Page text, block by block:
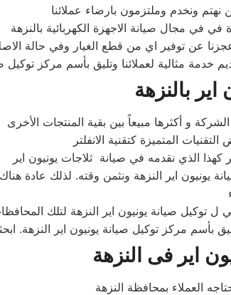
ونخدم وملتزمون بارضاء عملائنا
في مجال صيانة الاجهزة الكهربائية بالنزهة
عن توفير اي من قطع الغيار وفي حالة
مثالية لعملائنا وتليق بأسم مركز توكيل
بالنزهة
كهذا الذي نقدمه في صيانة ثلاجات يونيون اير
اير النزهة ونثمن وقته. لذلك عادة
بأسم مركز توكيل صيانة يونيون اير النزهة.
اير فى النزهة